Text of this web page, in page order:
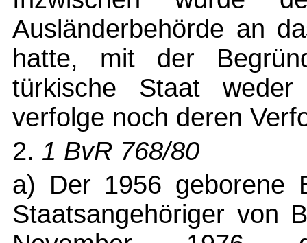
Ausländerbehörde an
hatte, mit der
türkische Staat
verfolge noch deren
2. 1 BvR 768/80
a) Der 1956 geborene
Staatsangehöriger von